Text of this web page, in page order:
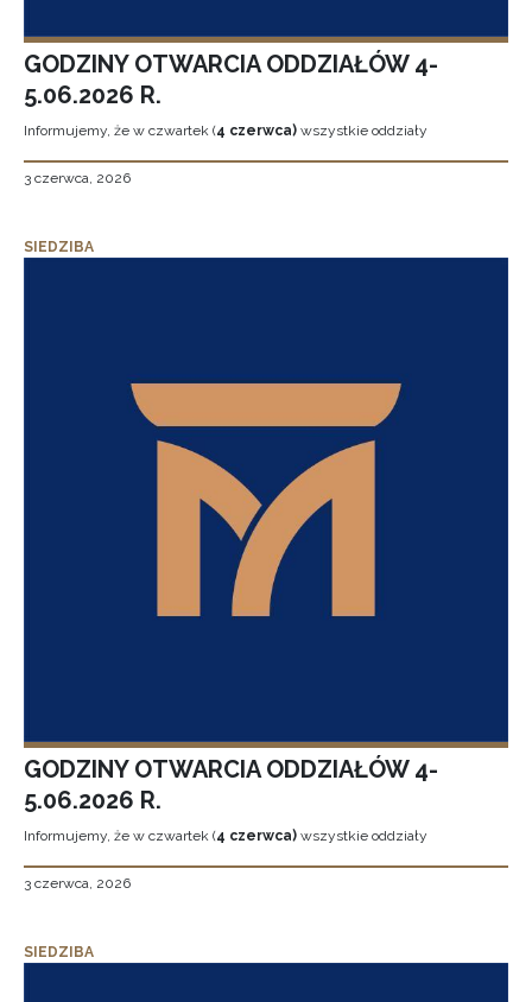
GODZINY OTWARCIA ODDZIAŁÓW 4-
5.06.2026 R.
Informujemy, że w czwartek (4 czerwca) wszystkie oddziały
3 czerwca, 2026
SIEDZIBA
GODZINY OTWARCIA ODDZIAŁÓW 4-
5.06.2026 R.
Informujemy, że w czwartek (4 czerwca) wszystkie oddziały
3 czerwca, 2026
SIEDZIBA